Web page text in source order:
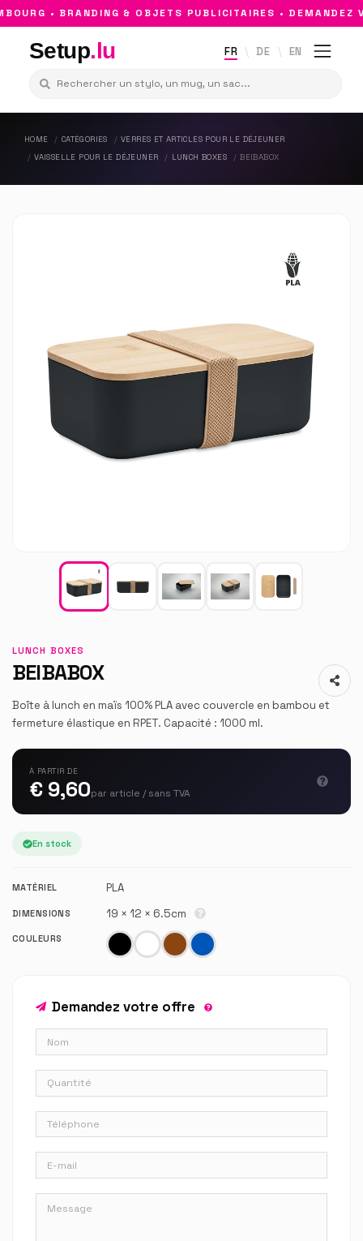
• BRANDING & OBJETS PUBLICITAIRES • DEMANDEZ
Setup.lu FR DE EN
HOME CATÉGORIES
VERRES ET ARTICLES POUR LE DÉJEUNER
VAISSELLE POUR LE DÉJEUNER
LUNCH BOXES BEIBABOX
LUNCH BOXES
BEIBABOX
Boîte à lunch en maïs 100% PLA avec couvercle en bambou et
fermeture élastique en RPET. Capacité : 1000 ml.
À PARTIR DE
€ 9,60par article / sans TVA
En stock
MATÉRIEL PLA
DIMENSIONS 19 × 12 × 6.5cm
COULEURS
Demandez votre offre